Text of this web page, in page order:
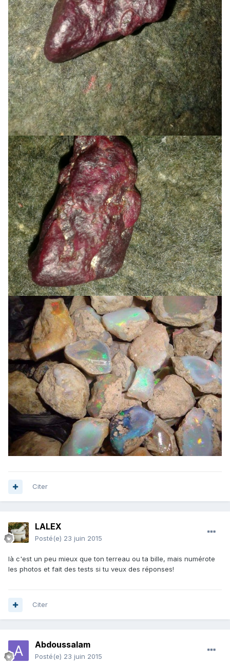
Citer
LALEX
Posté(e) 23 juin 2015
là c'est un peu mieux que ton terreau ou ta bille, mais numérote
les photos et fait des tests si tu veux des réponses!
Citer
Abdoussalam
Posté(e) 23 juin 2015